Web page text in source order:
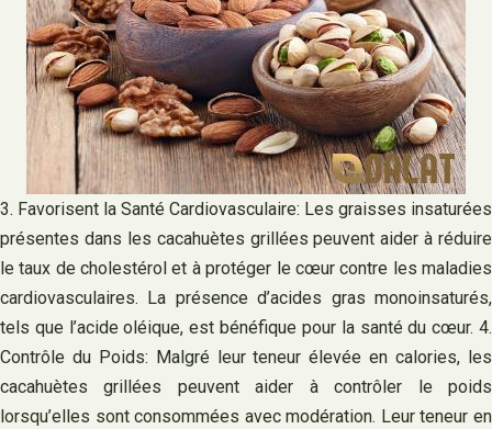
3. Favorisent la Santé Cardiovasculaire: Les graisses insaturées
présentes dans les cacahuètes grillées peuvent aider à réduire
le taux de cholestérol et à protéger le cœur contre les maladies
cardiovasculaires. La présence d’acides gras monoinsaturés,
tels que l’acide oléique, est bénéfique pour la santé du cœur. 4.
Contrôle du Poids: Malgré leur teneur élevée en calories, les
cacahuètes grillées peuvent aider à contrôler le poids
lorsqu’elles sont consommées avec modération. Leur teneur en